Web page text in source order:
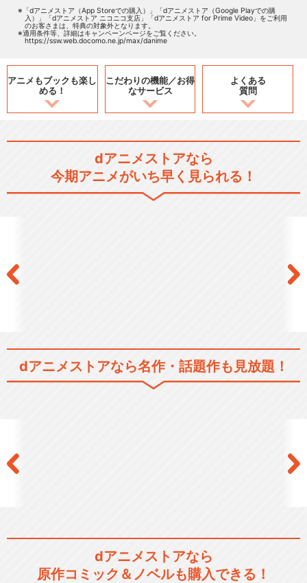
「dアニメストア（App Storeでの購入）」「dアニメストア（Google Playでの購
入）」「dアニメストア ニコニコ支店」「dアニメストア for Prime Video」をご利用
のお客さまは、特典の対象外となります。
適用条件等、詳細はキャンペーンページをご覧ください。
https://ssw.web.docomo.ne.jp/max/danime
アニメもブックも楽し
める！
こだわりの機能／お得
なサービス
よくある
質問
dアニメストアなら
今期アニメがいち早く見られる！
dアニメストアなら名作・話題作も見放題！
dアニメストアなら
原作コミック＆ノベルも購入できる！